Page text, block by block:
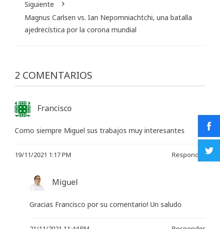
Siguiente
Magnus Carlsen vs. Ian Nepomniachtchi, una batalla
ajedrecística por la corona mundial
2 COMENTARIOS
Francisco
Como siempre Miguel sus trabajos muy interesantes
19/11/2021 1:17 PM Responder
Miguel
Gracias Francisco por su comentario! Un saludo